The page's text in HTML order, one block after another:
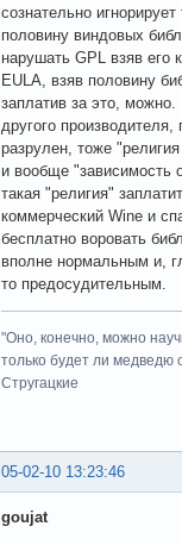
сознательно
половину виндовых
нарушать GPL взяв его
EULA, взяв половину
заплатив за это,
другого производителя,
разрулен, тоже
и вообще "зависимость
такая "религия"
коммерческий Wine и
бесплатно воровать
вполне нормальным и,
то предосудительным.
"Оно, конечно, можно
только будет ли медведю
Стругацкие
05-02-10 13:23:46
goujat